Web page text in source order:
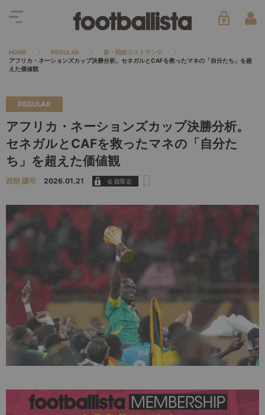
HOME REGULAR
新・戦術リストランテ
アフリカ・ネーションズカップ決勝分析。セネガルとCAFを救ったマネの「自分たち」を超
えた価値観
REGULAR
アフリカ・ネーションズカップ決勝分析。
セネガルとCAFを救ったマネの「自分た
ち」を超えた価値観
西部 謙司 2026.01.21